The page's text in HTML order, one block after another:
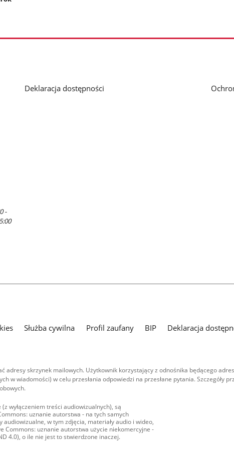
-
Deklaracja dostępności
Służba cywilna Profil zaufany BIP
Deklaracja
adresy skrzynek mailowych. Użytkownik korzystający z odnośnika będącego
w wiadomości) w celu przesłania odpowiedzi na przesłane pytania. Szczegóły
wyłączeniem treści audiowizualnych), są
uznanie autorstwa - na tych samych
audiowizualne, w tym zdjęcia, materiały audio i wideo,
Commons: uznanie autorstwa użycie niekomercyjne -
4.0), o ile nie jest to stwierdzone inaczej.